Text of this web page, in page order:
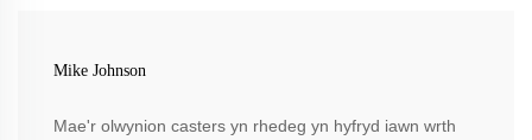
Mike Johnson
Mae'r olwynion casters yn rhedeg yn hyfryd iawn wrth